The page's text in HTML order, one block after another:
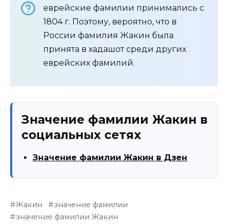
еврейские фамилии принимались с
1804 г. Поэтому, вероятно, что в
России фамилия Жакин была
принята в хадашот среди других
еврейских фамилий.
Значение фамилии Жакин в
социальных сетях
Значение фамилии Жакин в Дзен
Жакин
значение фамилии
значение фамилии Жакин